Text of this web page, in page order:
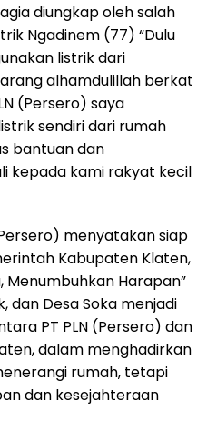
diungkap oleh salah
Ngadinem (77) “Dulu
listrik dari
alhamdulillah berkat
(Persero) saya
sendiri dari rumah
bantuan dan
kepada kami rakyat kecil
menyatakan siap
Kabupaten Klaten,
Menumbuhkan Harapan”
dan Desa Soka menjadi
PT PLN (Persero) dan
dalam menghadirkan
rumah, tetapi
dan kesejahteraan